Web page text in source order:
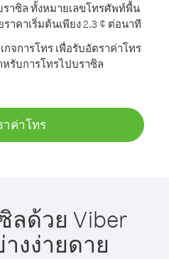
ราซิล ทั้งหมายเลขโทรศัพท์พื้น
าคาเริ่มต้นเพียง 2.3 ¢ ต่อนาที
จการโทร เพื่อรับอัตราค่าโทร
รับการโทรไปบราซิล
าค่าโทร
ลด้วย Viber
งง่ายดาย